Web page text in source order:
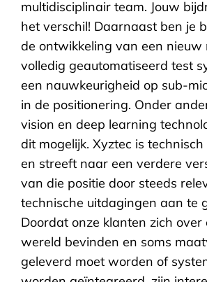
multidisciplinair team. Jouw
het verschil! Daarnaast ben je
de ontwikkeling van een nieuw
volledig geautomatiseerd test
een nauwkeurigheid op sub-
in de positionering. Onder
vision en deep learning
dit mogelijk. Xyztec is
en streeft naar een verdere
van die positie door steeds
technische uitdagingen aan te
Doordat onze klanten zich over
wereld bevinden en soms
geleverd moet worden of